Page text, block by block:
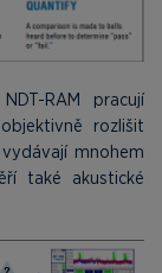
RAM pracují
rozlišit
mnohem
také akustické